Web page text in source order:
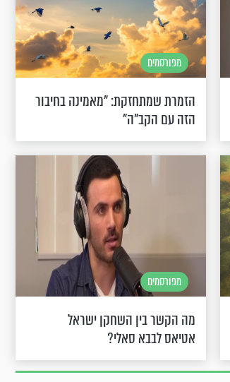
מפורסמים
הזמרת שמתחזקת: "מאמינה בחיבור
הזה עם הקב"ה"
מפורסמים
מה הקשר בין השחקן ישראל
אטיאס לבבא סאלי?